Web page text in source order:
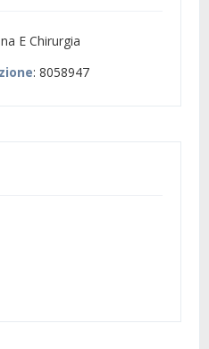
E Chirurgia
: 8058947